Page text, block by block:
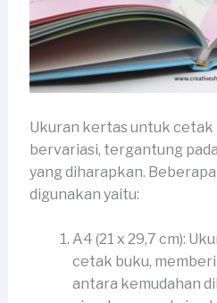
Ukuran kertas untuk cetak
bervariasi, tergantung
yang diharapkan.
digunakan yaitu:
A4 (21 x 29,7 cm):
cetak buku,
antara kemudahan